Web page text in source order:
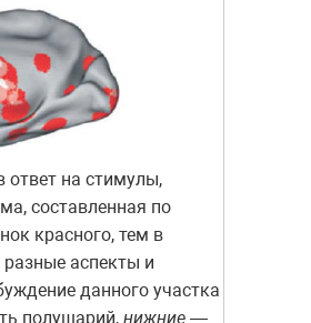
на стимулы,
составленная по
красного, тем в
аспекты и
данного участка
полушарий, нижние —